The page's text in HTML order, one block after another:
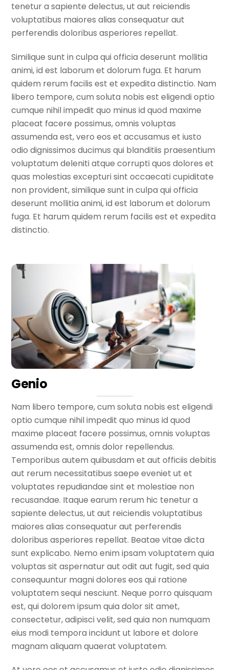
tenetur a sapiente delectus, ut aut reiciendis
voluptatibus maiores alias consequatur aut
perferendis doloribus asperiores repellat.
Similique sunt in culpa qui officia deserunt mollitia
animi, id est laborum et dolorum fuga. Et harum
quidem rerum facilis est et expedita distinctio. Nam
libero tempore, cum soluta nobis est eligendi optio
cumque nihil impedit quo minus id quod maxime
placeat facere possimus, omnis voluptas
assumenda est, vero eos et accusamus et iusto
odio dignissimos ducimus qui blanditiis praesentium
voluptatum deleniti atque corrupti quos dolores et
quas molestias excepturi sint occaecati cupiditate
non provident, similique sunt in culpa qui officia
deserunt mollitia animi, id est laborum et dolorum
fuga. Et harum quidem rerum facilis est et expedita
distinctio.
Genio
Nam libero tempore, cum soluta nobis est eligendi
optio cumque nihil impedit quo minus id quod
maxime placeat facere possimus, omnis voluptas
assumenda est, omnis dolor repellendus.
Temporibus autem quibusdam et aut officiis debitis
aut rerum necessitatibus saepe eveniet ut et
voluptates repudiandae sint et molestiae non
recusandae. Itaque earum rerum hic tenetur a
sapiente delectus, ut aut reiciendis voluptatibus
maiores alias consequatur aut perferendis
doloribus asperiores repellat. Beatae vitae dicta
sunt explicabo. Nemo enim ipsam voluptatem quia
voluptas sit aspernatur aut odit aut fugit, sed quia
consequuntur magni dolores eos qui ratione
voluptatem sequi nesciunt. Neque porro quisquam
est, qui dolorem ipsum quia dolor sit amet,
consectetur, adipisci velit, sed quia non numquam
eius modi tempora incidunt ut labore et dolore
magnam aliquam quaerat voluptatem.